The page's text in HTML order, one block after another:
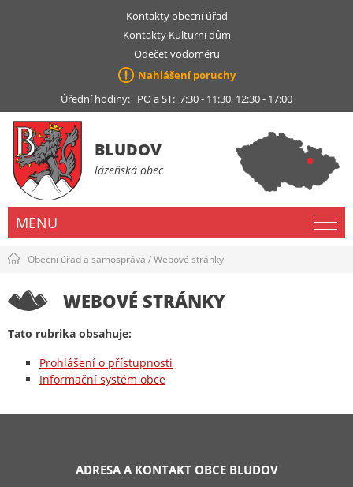
Kontakty obecní úřad
Kontakty Kulturní dům
Odečet vodoměru
Nahlášení poruchy
Úřední hodiny: PO a ST: 7:30 - 11:30, 12:30 - 17:00
BLUDOV
lázeňská obec
MENU
Obecní úřad a samospráva /Webové stránky
WEBOVÉ STRÁNKY
Tato rubrika obsahuje:
Prohlášení o přístupnosti
Informační systém obce
ADRESA A KONTAKT OBCE BLUDOV